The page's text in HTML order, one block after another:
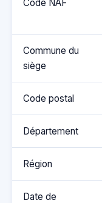
Code NAF
Commune du
siège
Code postal
Département
Région
Date de